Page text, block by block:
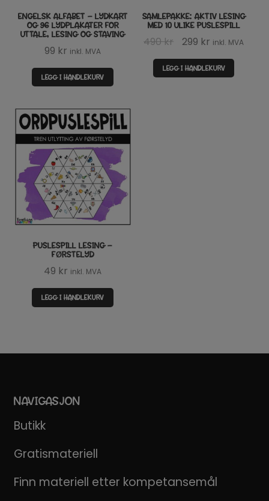
ENGELSK ALFABET – LYDKART
OG 96 LYDPLAKATER FOR
UTTALE, LESING OG STAVING
99 kr inkl. MVA
LEGG I HANDLEKURV
SAMLEPAKKE: AKTIV LESING
MED 10 ULIKE PUSLESPILL
490kr
Opprinnelig
pris
var:
299 kr Nåværende
pris
er:
inkl. MVA
LEGG I HANDLEKURV
PUSLESPILL LESING –
FØRSTELYD
49 kr inkl. MVA
LEGG I HANDLEKURV
NAVIGASJON
Butikk
Gratismateriell
Finn materiell etter kompetansemål